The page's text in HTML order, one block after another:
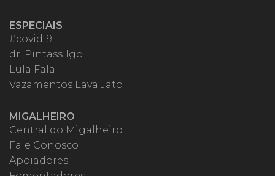
ESPECIAIS
#covid19
dr. Pintassilgo
Lula Fala
Vazamentos Lava Jato
MIGALHEIRO
Central do Migalheiro
Fale Conosco
Apoiadores